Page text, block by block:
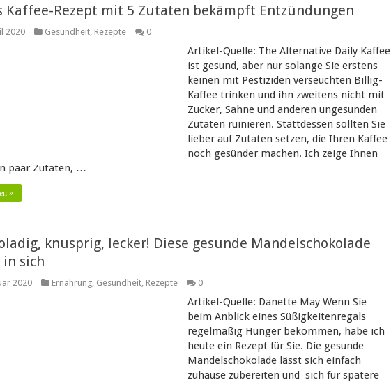
Kaffee-Rezept mit 5 Zutaten bekämpft Entzündungen
2020 Gesundheit, Rezepte 0
Artikel-Quelle: The Alternative Daily Kaffee
ist gesund, aber nur solange Sie erstens
keinen mit Pestiziden verseuchten Billig-
Kaffee trinken und ihn zweitens nicht mit
Zucker, Sahne und anderen ungesunden
Zutaten ruinieren. Stattdessen sollten Sie
lieber auf Zutaten setzen, die Ihren Kaffee
noch gesünder machen. Ich zeige Ihnen
paar Zutaten, …
»
knusprig, lecker! Diese gesunde Mandelschokolade
in sich
2020 Ernährung, Gesundheit, Rezepte 0
Artikel-Quelle: Danette May Wenn Sie
beim Anblick eines Süßigkeitenregals
regelmäßig Hunger bekommen, habe ich
heute ein Rezept für Sie. Die gesunde
Mandelschokolade lässt sich einfach
zuhause zubereiten und sich für spätere